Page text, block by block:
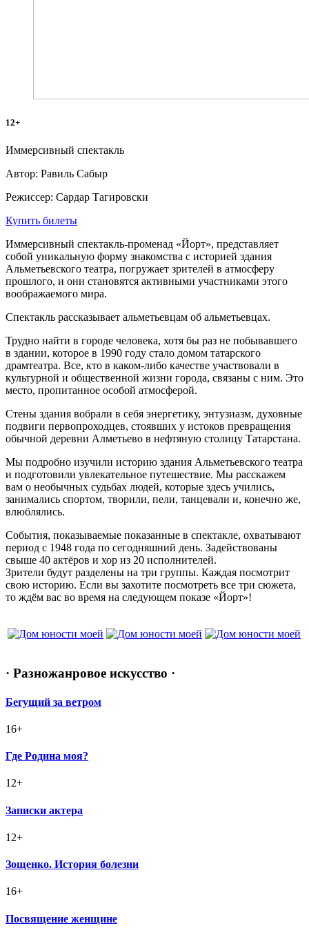
12+
Иммерсивный спектакль
Автор: Равиль Сабыр
Режиссер: Сардар Тагировски
Купить билеты
Иммерсивный спектакль-променад «Йорт», представляет
собой уникальную форму знакомства с историей здания
Альметьевского театра, погружает зрителей в атмосферу
прошлого, и они становятся активными участниками этого
воображаемого мира.
Спектакль рассказывает альметьевцам об альметьевцах.
Трудно найти в городе человека, хотя бы раз не побывавшего
в здании, которое в 1990 году стало домом татарского
драмтеатра. Все, кто в каком-либо качестве участвовали в
культурной и общественной жизни города, связаны с ним. Это
место, пропитанное особой атмосферой.
Стены здания вобрали в себя энергетику, энтузиазм, духовные
подвиги первопроходцев, стоявших у истоков превращения
обычной деревни Алметьево в нефтяную столицу Татарстана.
Мы подробно изучили историю здания Альметьевского театра
и подготовили увлекательное путешествие. Мы расскажем
вам о необычных судьбах людей, которые здесь учились,
занимались спортом, творили, пели, танцевали и, конечно же,
влюблялись.
События, показываемые показанные в спектакле, охватывают
период с 1948 года по сегодняшний день. Задействованы
свыше 40 актёров и хор из 20 исполнителей.
Зрители будут разделены на три группы. Каждая посмотрит
свою историю. Если вы захотите посмотреть все три сюжета,
то ждём вас во время на следующем показе «Йорт»!
· Разножанровое искусство ·
Бегущий за ветром
16+
Где Родина моя?
12+
Записки актера
12+
Зощенко. История болезни
16+
Посвящение женщине